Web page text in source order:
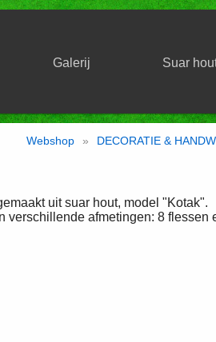
Galerij Suar
Webshop » DECORATIE &
uit suar hout, model "Kotak".
verschillende afmetingen: 8 flessen